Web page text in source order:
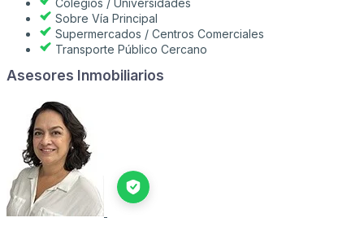
Sobre Vía Principal
Supermercados / Centros Comerciales
Transporte Público Cercano
Asesores Inmobiliarios